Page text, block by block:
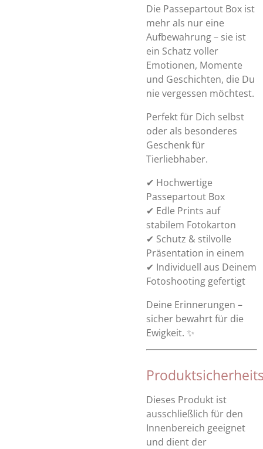
Die Passepartout Box ist
mehr als nur eine
Aufbewahrung – sie ist
ein Schatz voller
Emotionen, Momente
und Geschichten, die Du
nie vergessen möchtest.
Perfekt für Dich selbst
oder als besonderes
Geschenk für
Tierliebhaber.
✔ Hochwertige
Passepartout Box
✔ Edle Prints auf
stabilem Fotokarton
✔ Schutz & stilvolle
Präsentation in einem
✔ Individuell aus Deinem
Fotoshooting gefertigt
Deine Erinnerungen –
sicher bewahrt für die
Ewigkeit. ✨
Dieses Produkt ist
ausschließlich für den
Innenbereich geeignet
und dient der